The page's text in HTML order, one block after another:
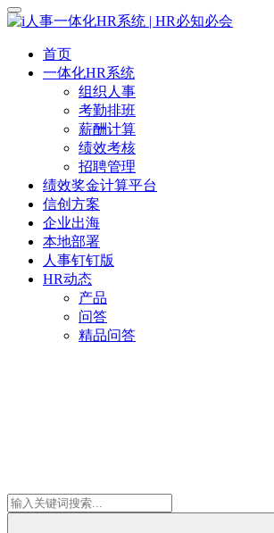
首页
一体化HR系统
组织人事
考勤排班
薪酬计算
绩效考核
招聘管理
绩效奖金计算平台
信创方案
企业出海
本地部署
人事钉钉版
HR动态
产品
问答
精品问答